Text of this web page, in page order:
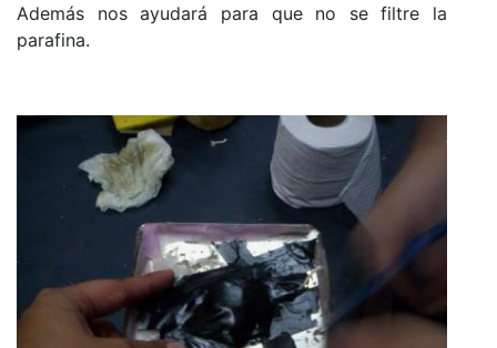
Además nos ayudará para que no se filtre la
parafina.